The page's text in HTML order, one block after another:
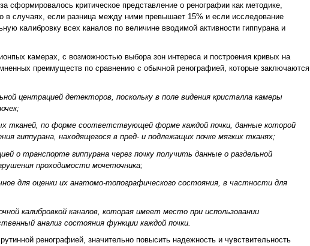
сформировалось критическое представление о ренографии как методике,
случаях, если разница между ними превышает 15% и если исследование
калибровку всех каналов по величине вводимой активности гиппурана и
камерах, с возможностью выбора зон интереса и построения кривых на
преимуществ по сравнению с обычной ренографией, которые заключаются
центрацией детекторов, поскольку в поле видения кристалла камеры
тканей, по форме соответствующей форме каждой почки, данные которой
гиппурана, находящегося в пред- и подлежащих почке мягких тканях;
о транспорте гиппурана через почку получить данные о раздельной
проходимости мочеточника;
для оценки их анатомо-топографического состояния, в частности для
калибровкой каналов, которая имеет место при использовании
анализ состояния функции каждой почки.
ренографией, значительно повысить надежность и чувствительность